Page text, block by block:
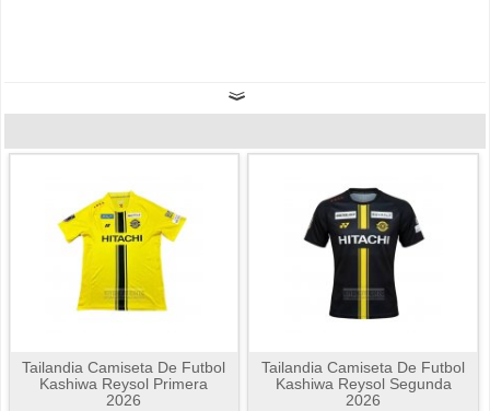
Tailandia Camiseta De Futbol
Kashiwa Reysol Primera
2026
Tailandia Camiseta De Futbol
Kashiwa Reysol Segunda
2026